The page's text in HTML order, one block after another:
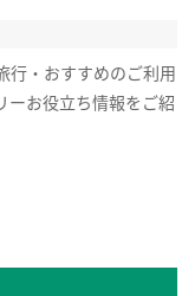
行・おすすめのご利用
ーお役立ち情報をご紹